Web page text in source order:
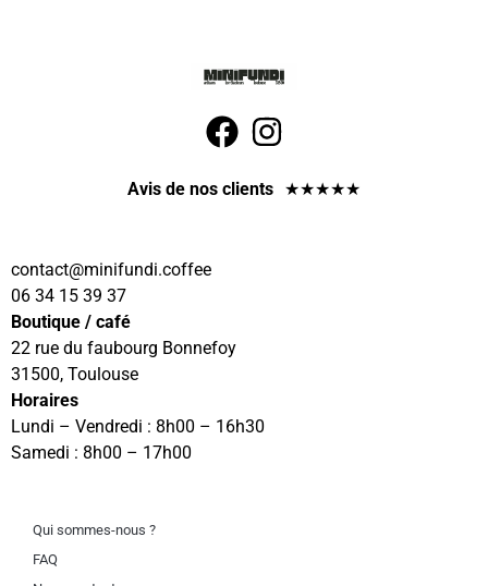
Avis de nos clients ★★★★★
eeffoc.idnufinim
@tcatnoc
06 34 15 39 37
Boutique / café
22 rue du faubourg Bonnefoy
31500, Toulouse
Horaires
Lundi – Vendredi : 8h00 – 16h30
Samedi : 8h00 – 17h00
Qui sommes-nous ?
FAQ